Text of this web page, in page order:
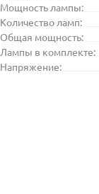
Мощность лампы:
Количество ламп:
Общая мощность:
Лампы в комплекте:
Напряжение: